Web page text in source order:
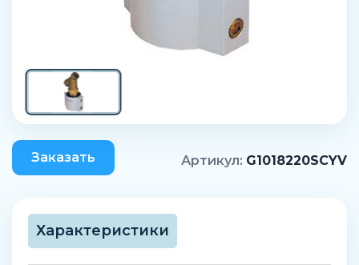
Заказать Артикул: G1018220SCYV
Характеристики